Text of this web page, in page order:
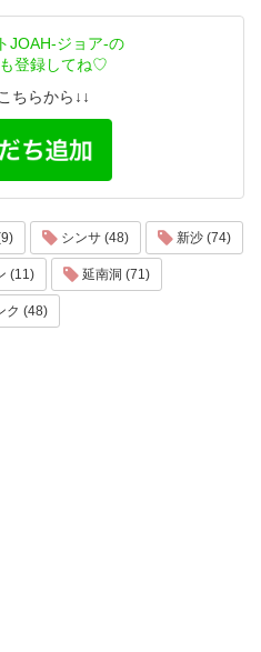
JOAH-ジョア-の
登録してね♡
ちらから↓↓
シンサ (48) 新沙 (74)
(11) 延南洞 (71)
ク (48)